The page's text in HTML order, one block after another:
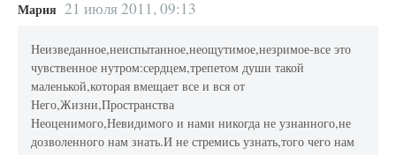
Мария 21 июля 2011, 09:13
Неизведанное,неиспытанное,неощутимое,незримое-все это
чувственное нутром:сердцем,трепетом души такой
маленькой,которая вмещает все и вся от
Него,Жизни,Пространства
Неоценимого,Невидимого и нами никогда не узнанного,не
дозволенного нам знать.И не стремись узнать,того чего нам